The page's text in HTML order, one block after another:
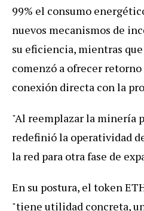
99% el consumo
nuevos mecanismos de
su eficiencia, mientras
comenzó a ofrecer
conexión directa con la
"Al reemplazar la minería
redefinió la operatividad
la red para otra fase de
En su postura, el token
"tiene utilidad concreta,